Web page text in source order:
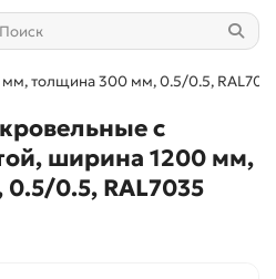
толщина 300 мм, 0.5/0.5,
с
ширина 1200 мм,
0.5, RAL7035